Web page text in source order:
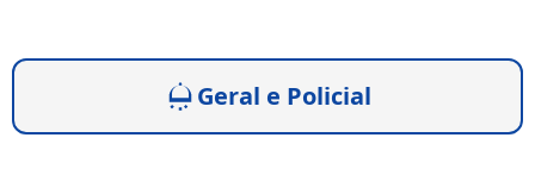
Geral e Policial